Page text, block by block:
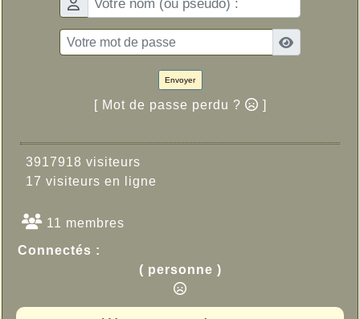
Envoyer
[ Mot de passe perdu ? ]
3917918 visiteurs
17 visiteurs en ligne
11 membres
Connectés :
( personne )